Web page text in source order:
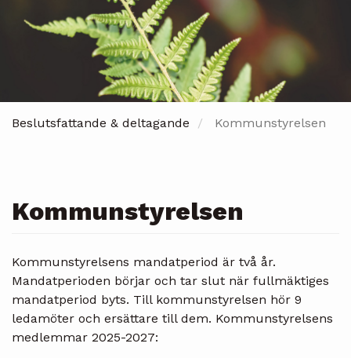
Beslutsfattande & deltagande Kommunstyrelsen
Kommunstyrelsen
Kommunstyrelsens mandatperiod är två år.
Mandatperioden börjar och tar slut när fullmäktiges
mandatperiod byts. Till kommunstyrelsen hör 9
ledamöter och ersättare till dem. Kommunstyrelsens
medlemmar 2025-2027: